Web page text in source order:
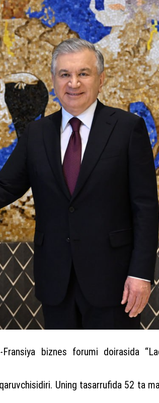
biznes forumi doirasida
Uning tasarrufida 52 ta